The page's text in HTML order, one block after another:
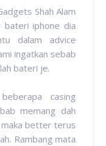
Shah Alam
bateri iphone dia
dalam advice
ingatkan sebab
bateri je.
casing
memang dah
maka better terus
Rambang mata